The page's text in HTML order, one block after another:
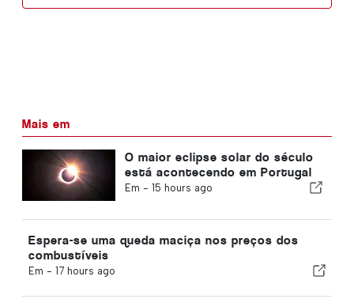
Mais em
O maior eclipse solar do século
está acontecendo em Portugal
Em - 15 hours ago
Espera-se uma queda maciça nos preços dos
combustíveis
Em - 17 hours ago